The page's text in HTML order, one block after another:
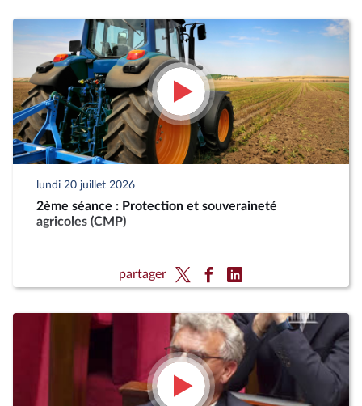
lundi 20 juillet 2026
2ème séance : Protection et souveraineté
agricoles (CMP)
partager